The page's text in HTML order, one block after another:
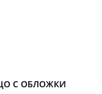
дужаап
С ОБЛОЖКИ